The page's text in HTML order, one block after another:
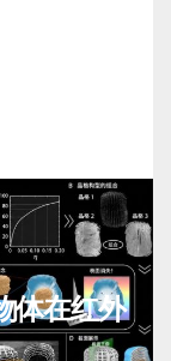
及碳排
体在红外